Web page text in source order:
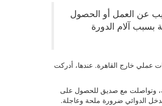
عن العمل أو الحصول
آلام الدورة
عملي خارج القاهرة. عندها، أدركت
وتواصلت مع صديق للحصول على